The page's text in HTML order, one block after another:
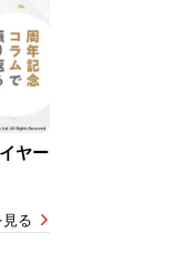
ヤー
る